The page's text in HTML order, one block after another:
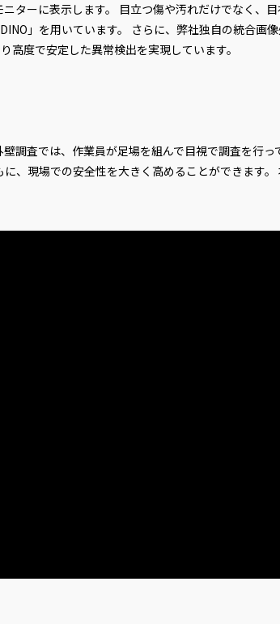
ターに表示します。 目立つ傷や汚れだけでなく、
」を用いています。 さらに、弊社独自の統合画
度で安定した異常検出を実現しています。
調査では、作業員が足場を組んで目視で調査を行
、現場での安全性を大きく高めることができます